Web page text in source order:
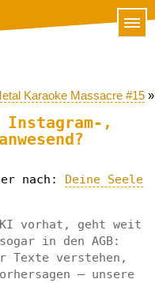
Karaoke Massacre #15 »
,
nach: Deine Seele
KI vorhat, geht weit
in den AGB:
Texte verstehen,
– unsere